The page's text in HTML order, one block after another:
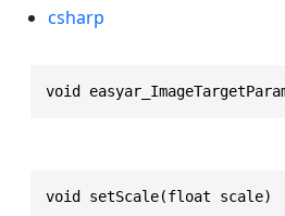
csharp
void
void setScale(float scale)